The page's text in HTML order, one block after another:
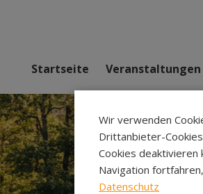
Startseite Veranstaltungen
Wir verwenden
Drittanbieter-
Cookies deaktivieren
Navigation
Datenschutz